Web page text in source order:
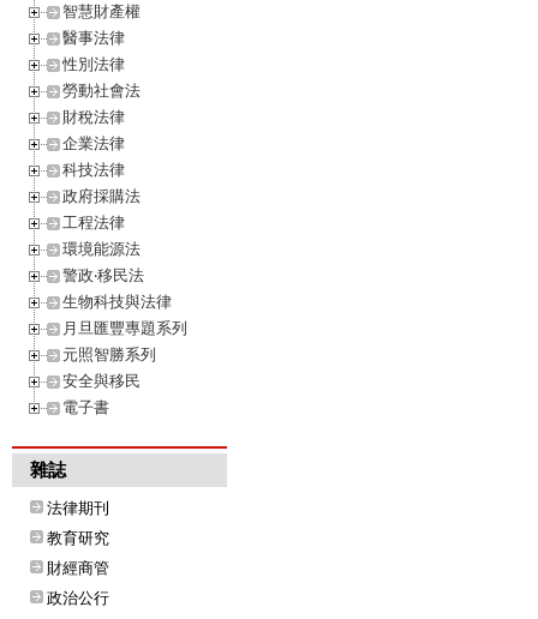
智慧財產權
醫事法律
性別法律
勞動社會法
財稅法律
企業法律
科技法律
政府採購法
工程法律
環境能源法
警政‧移民法
生物科技與法律
月旦匯豐專題系列
元照智勝系列
安全與移民
電子書
雜誌
法律期刊
教育研究
財經商管
政治公行